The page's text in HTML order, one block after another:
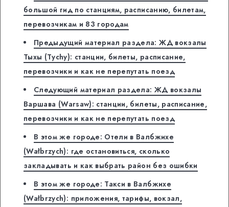
большой гид по станциям, расписанию, билетам,
перевозчикам и 83 городам
Предыдущий материал раздела: ЖД вокзалы
Тыхы (Tychy): станции, билеты, расписание,
перевозчики и как не перепутать поезд
Следующий материал раздела: ЖД вокзалы
Варшава (Warsaw): станции, билеты, расписание,
перевозчики и как не перепутать поезд
В этом же городе: Отели в Валбжихе
(Wałbrzych): где остановиться, сколько
закладывать и как выбрать район без ошибки
В этом же городе: Такси в Валбжихе
(Wałbrzych): приложения, тарифы, вокзал,